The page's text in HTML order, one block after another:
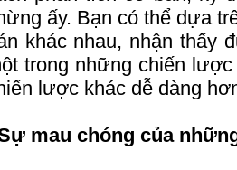
ấy. Bạn có thể dựa
khác nhau, nhận thấy
trong những chiến
lược khác dễ dàng
mau chóng của